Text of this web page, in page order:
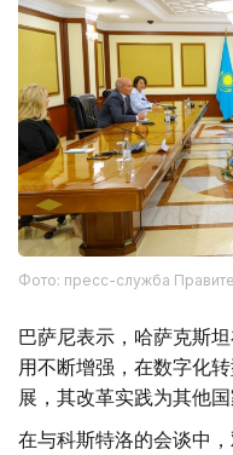
Фото: пресс-служба
巴萨尼表示，哈萨克斯
用不断增强，在数字化
展，其改革实践为其他国
在与科斯特洛的会谈中